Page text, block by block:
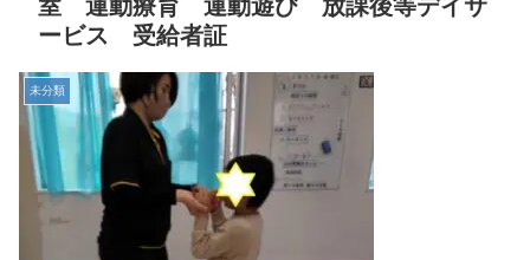
室 運動療育 運動遊び 放課後等デイサ
ービス 受給者証
未分類